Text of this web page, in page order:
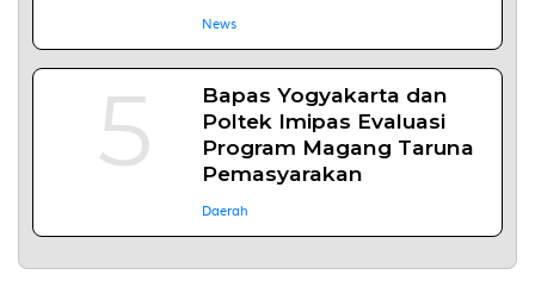
News
5
Bapas Yogyakarta dan
Poltek Imipas Evaluasi
Program Magang Taruna
Pemasyarakan
Daerah